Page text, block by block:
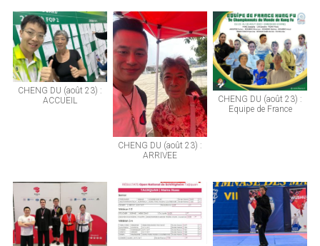
CHENG DU (août 23) :
ACCUEIL
CHENG DU (août 23) :
ARRIVEE
CHENG DU (août 23) :
Equipe de France